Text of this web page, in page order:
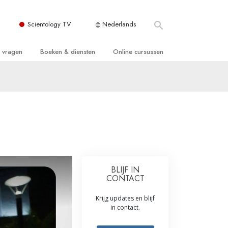
Scientology TV Nederlands
van Scientology
Boeken & diensten
voor beginners
Online cursussen
Assisten voor Ziektes en Verwondingen
BLIJF IN
CONTACT
Krijg updates en blijf
in contact.